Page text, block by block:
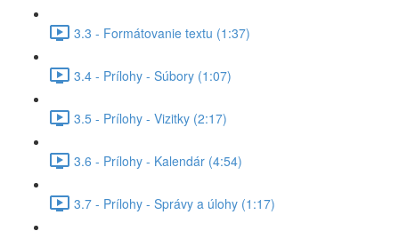
3.3 - Formátovanie textu (1:37)
3.4 - Prílohy - Súbory (1:07)
3.5 - Prílohy - Vizitky (2:17)
3.6 - Prílohy - Kalendár (4:54)
3.7 - Prílohy - Správy a úlohy (1:17)